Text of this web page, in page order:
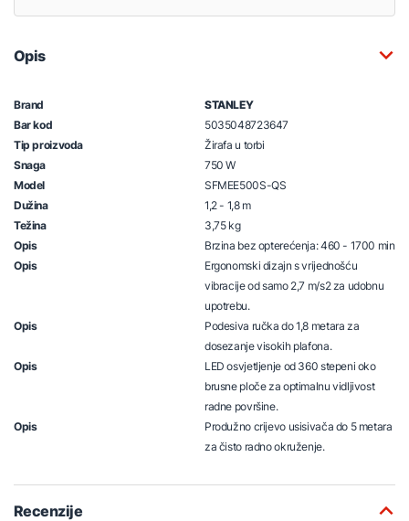
Opis
Brand
STANLEY
Bar kod
5035048723647
Tip proizvoda
Žirafa u torbi
Snaga
750 W
Model
SFMEE500S-QS
Dužina
1,2 - 1,8 m
Težina
3,75 kg
Opis
Brzina bez opterećenja: 460 - 1700 min
Opis
Ergonomski dizajn s vrijednošću
vibracije od samo 2,7 m/s2 za udobnu
upotrebu.
Opis
Podesiva ručka do 1,8 metara za
dosezanje visokih plafona.
Opis
LED osvjetljenje od 360 stepeni oko
brusne ploče za optimalnu vidljivost
radne površine.
Opis
Produžno crijevo usisivača do 5 metara
za čisto radno okruženje.
Recenzije